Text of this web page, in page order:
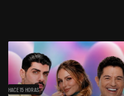
HACE 15 HORAS